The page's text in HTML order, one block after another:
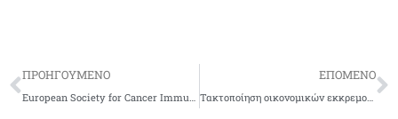
ΠΡΟΗΓΟΥΜΕΝΟ
European Society for Cancer Immunology and Immunotherapy (ESCII)
ΕΠΟΜΕΝΟ
Τακτοποίηση οικονομικών εκκρεμοτήτων μελών της ΕΕΑ